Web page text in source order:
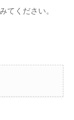
てください。